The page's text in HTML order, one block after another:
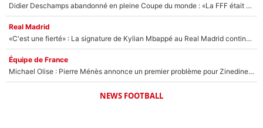
Didier Deschamps abandonné en pleine Coupe du monde : «La FFF était déjà passée à Zinedine Zidane»
Real Madrid
«C'est une fierté» : La signature de Kylian Mbappé au Real Madrid continue de régaler l'Espagne
Équipe de France
Michael Olise : Pierre Ménès annonce un premier problème pour Zinedine Zidane en équipe de France
NEWS FOOTBALL